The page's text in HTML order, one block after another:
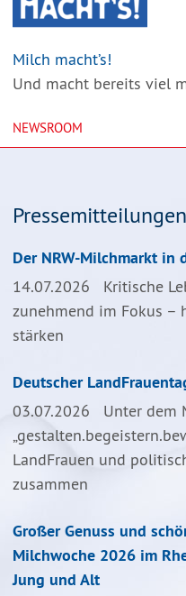
Milch macht’s!
Und macht bereits viel
NEWSROOM
Pressemitteilungen
Der NRW-Milchmarkt in
14.07.2026
Kritische
zunehmend im Fokus –
stärken
Deutscher
03.07.2026
Unter dem
LandFrauen und
zusammen
Großer Genuss und
Milchwoche 2026 im
Jung und Alt